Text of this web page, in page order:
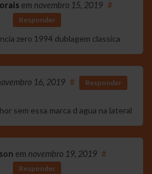
em novembro 15, 2019 #
Responder
zero 1994 dublagem classica
16, 2019 # Responder
sem essa marca d agua na lateral
em novembro 19, 2019 #
Responder